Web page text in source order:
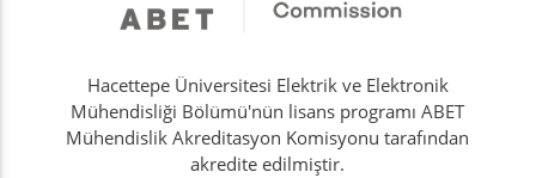
Hacettepe Üniversitesi Elektrik ve Elektronik
Mühendisliği Bölümü'nün lisans programı ABET
Mühendislik Akreditasyon Komisyonu tarafından
akredite edilmiştir.